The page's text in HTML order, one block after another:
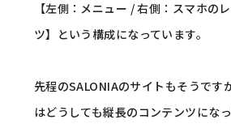
【左側：メニュー / 右側：スマホの
ツ】という構成になっています。
先程のSALONIAのサイトもそうです
はどうしても縦長のコンテンツになっ